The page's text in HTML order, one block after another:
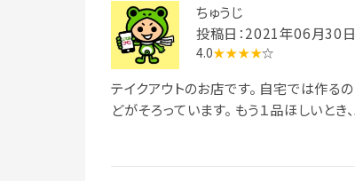
ちゅうじ
投稿日：2021年06月30日
4.0★★★★☆
テイクアウトのお店です。 自宅では作
どがそろっています。 もう１品ほしいとき